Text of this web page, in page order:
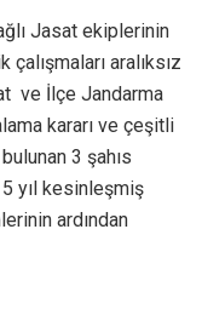
Jasat ekiplerinin
çalışmaları aralıksız
ve İlçe Jandarma
kararı ve çeşitli
3 şahıs
5 yıl kesinleşmiş
ardından